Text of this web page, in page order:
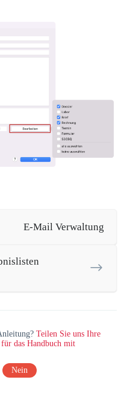
E-Mail Verwaltung
Teilen Sie uns Ihre
für das Handbuch mit
Nein